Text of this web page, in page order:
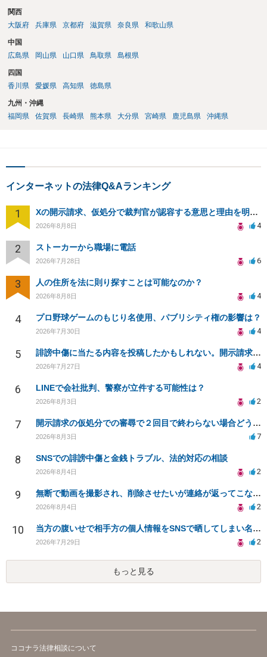
関西
大阪府
兵庫県 京都府 滋賀県 奈良県 和歌山県
中国
広島県
岡山県 山口県 鳥取県 島根県
四国
香川県
愛媛県 高知県 徳島県
九州・沖縄
福岡県
佐賀県 長崎県 熊本県 大分県 宮崎県 鹿児島県 沖縄県
インターネットの法律Q&Aランキング
1 Xの開示請求、仮処分で裁判官が認容する意思と理由を明確化しても、相手側は争って引き延ばしますか
2026年8月8日 4
2 ストーカーから職場に電話
2026年7月28日 6
3 人の住所を法に則り探すことは可能なのか？
2026年8月8日 4
4 プロ野球ゲームのもじり名使用、パブリシティ権の影響は？
2026年7月30日 4
5 誹謗中傷に当たる内容を投稿したかもしれない。開示請求や民事刑事裁判に発展しうるのか教えて欲しい。
2026年7月27日 4
6 LINEで会社批判、警察が立件する可能性は？
2026年8月3日 2
7 開示請求の仮処分での審尋で２回目で終わらない場合どうしたらいいですか
2026年8月3日 7
8 SNSでの誹謗中傷と金銭トラブル、法的対応の相談
2026年8月4日 2
9 無断で動画を撮影され、削除させたいが連絡が返ってこない。
2026年8月4日 2
10 当方の腹いせで相手方の個人情報をSNSで晒してしまい名誉毀損させてしまったかもしれない
2026年7月29日 2
もっと見る
ココナラ法律相談について